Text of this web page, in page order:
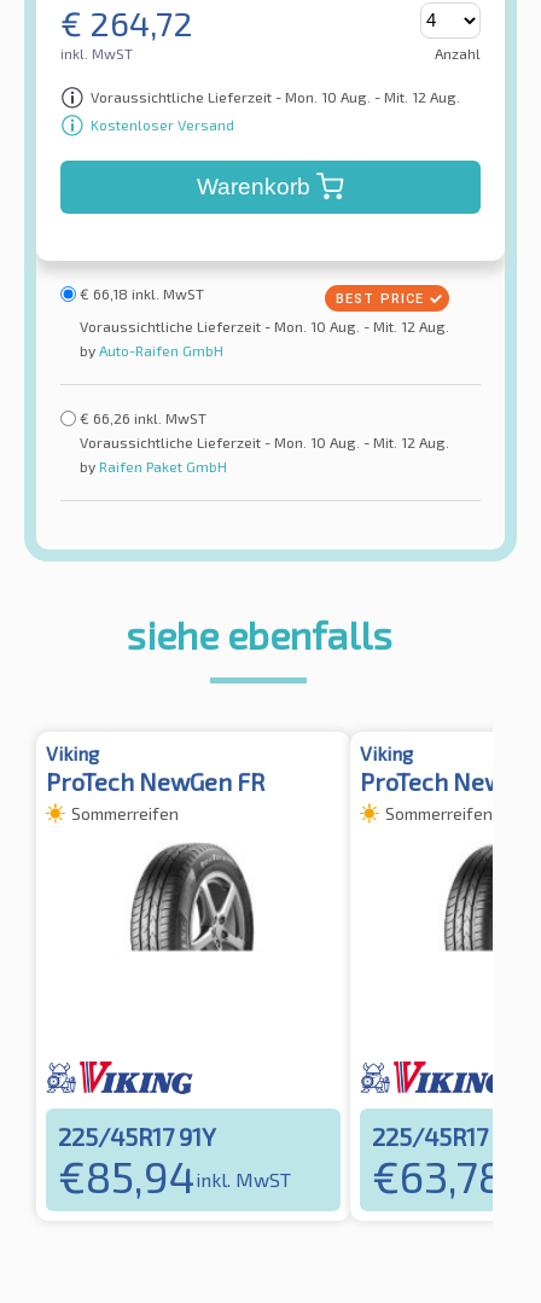
€ 264,72
inkl. MwST Anzahl
Voraussichtliche Lieferzeit - Mon. 10 Aug. - Mit. 12 Aug.
Kostenloser Versand
Warenkorb
€ 66,18 inkl. MwST
Voraussichtliche Lieferzeit - Mon. 10 Aug. - Mit. 12 Aug.
by Auto-Raifen GmbH
€ 66,26 inkl. MwST
Voraussichtliche Lieferzeit - Mon. 10 Aug. - Mit. 12 Aug.
by Raifen Paket GmbH
siehe ebenfalls
Viking
ProTech NewGen FR
Sommerreifen
225/45R17 91Y
€85,94inkl. MwST
Viking
ProTech
Sommerreifen
225/45R17 94Y
€63,78